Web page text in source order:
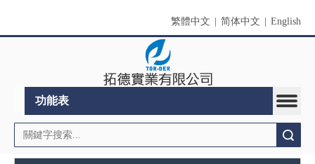
繁體中文 简体中文 English
功能表